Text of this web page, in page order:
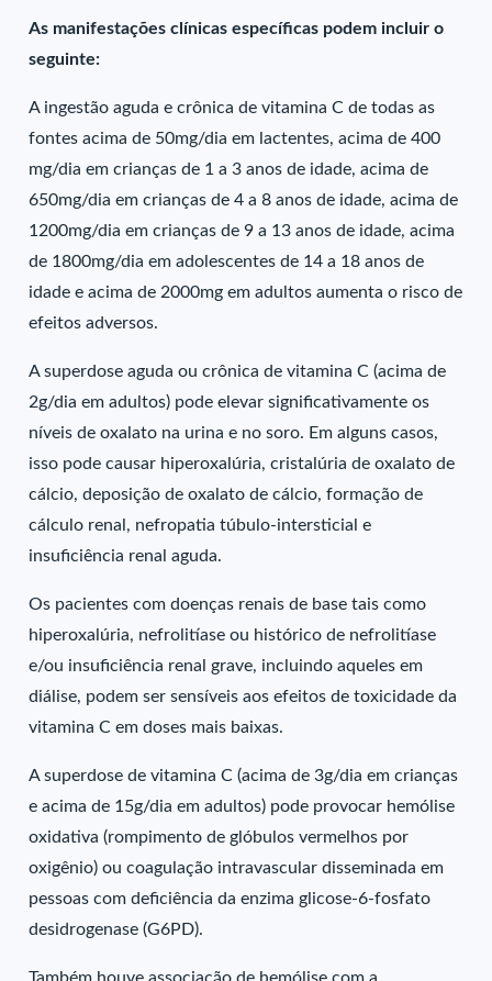
As manifestações clínicas específicas podem incluir o
seguinte:
A ingestão aguda e crônica de vitamina C de todas as
fontes acima de 50mg/dia em lactentes, acima de 400
mg/dia em crianças de 1 a 3 anos de idade, acima de
650mg/dia em crianças de 4 a 8 anos de idade, acima de
1200mg/dia em crianças de 9 a 13 anos de idade, acima
de 1800mg/dia em adolescentes de 14 a 18 anos de
idade e acima de 2000mg em adultos aumenta o risco de
efeitos adversos.
A superdose aguda ou crônica de vitamina C (acima de
2g/dia em adultos) pode elevar significativamente os
níveis de oxalato na urina e no soro. Em alguns casos,
isso pode causar hiperoxalúria, cristalúria de oxalato de
cálcio, deposição de oxalato de cálcio, formação de
cálculo renal, nefropatia túbulo-intersticial e
insuficiência renal aguda.
Os pacientes com doenças renais de base tais como
hiperoxalúria, nefrolitíase ou histórico de nefrolitíase
e/ou insuficiência renal grave, incluindo aqueles em
diálise, podem ser sensíveis aos efeitos de toxicidade da
vitamina C em doses mais baixas.
A superdose de vitamina C (acima de 3g/dia em crianças
e acima de 15g/dia em adultos) pode provocar hemólise
oxidativa (rompimento de glóbulos vermelhos por
oxigênio) ou coagulação intravascular disseminada em
pessoas com deficiência da enzima glicose-6-fosfato
desidrogenase (G6PD).